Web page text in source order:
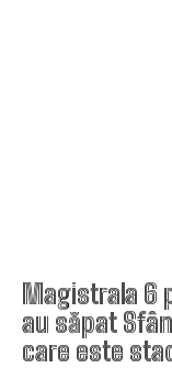
Magistrala 6
au săpat
care este